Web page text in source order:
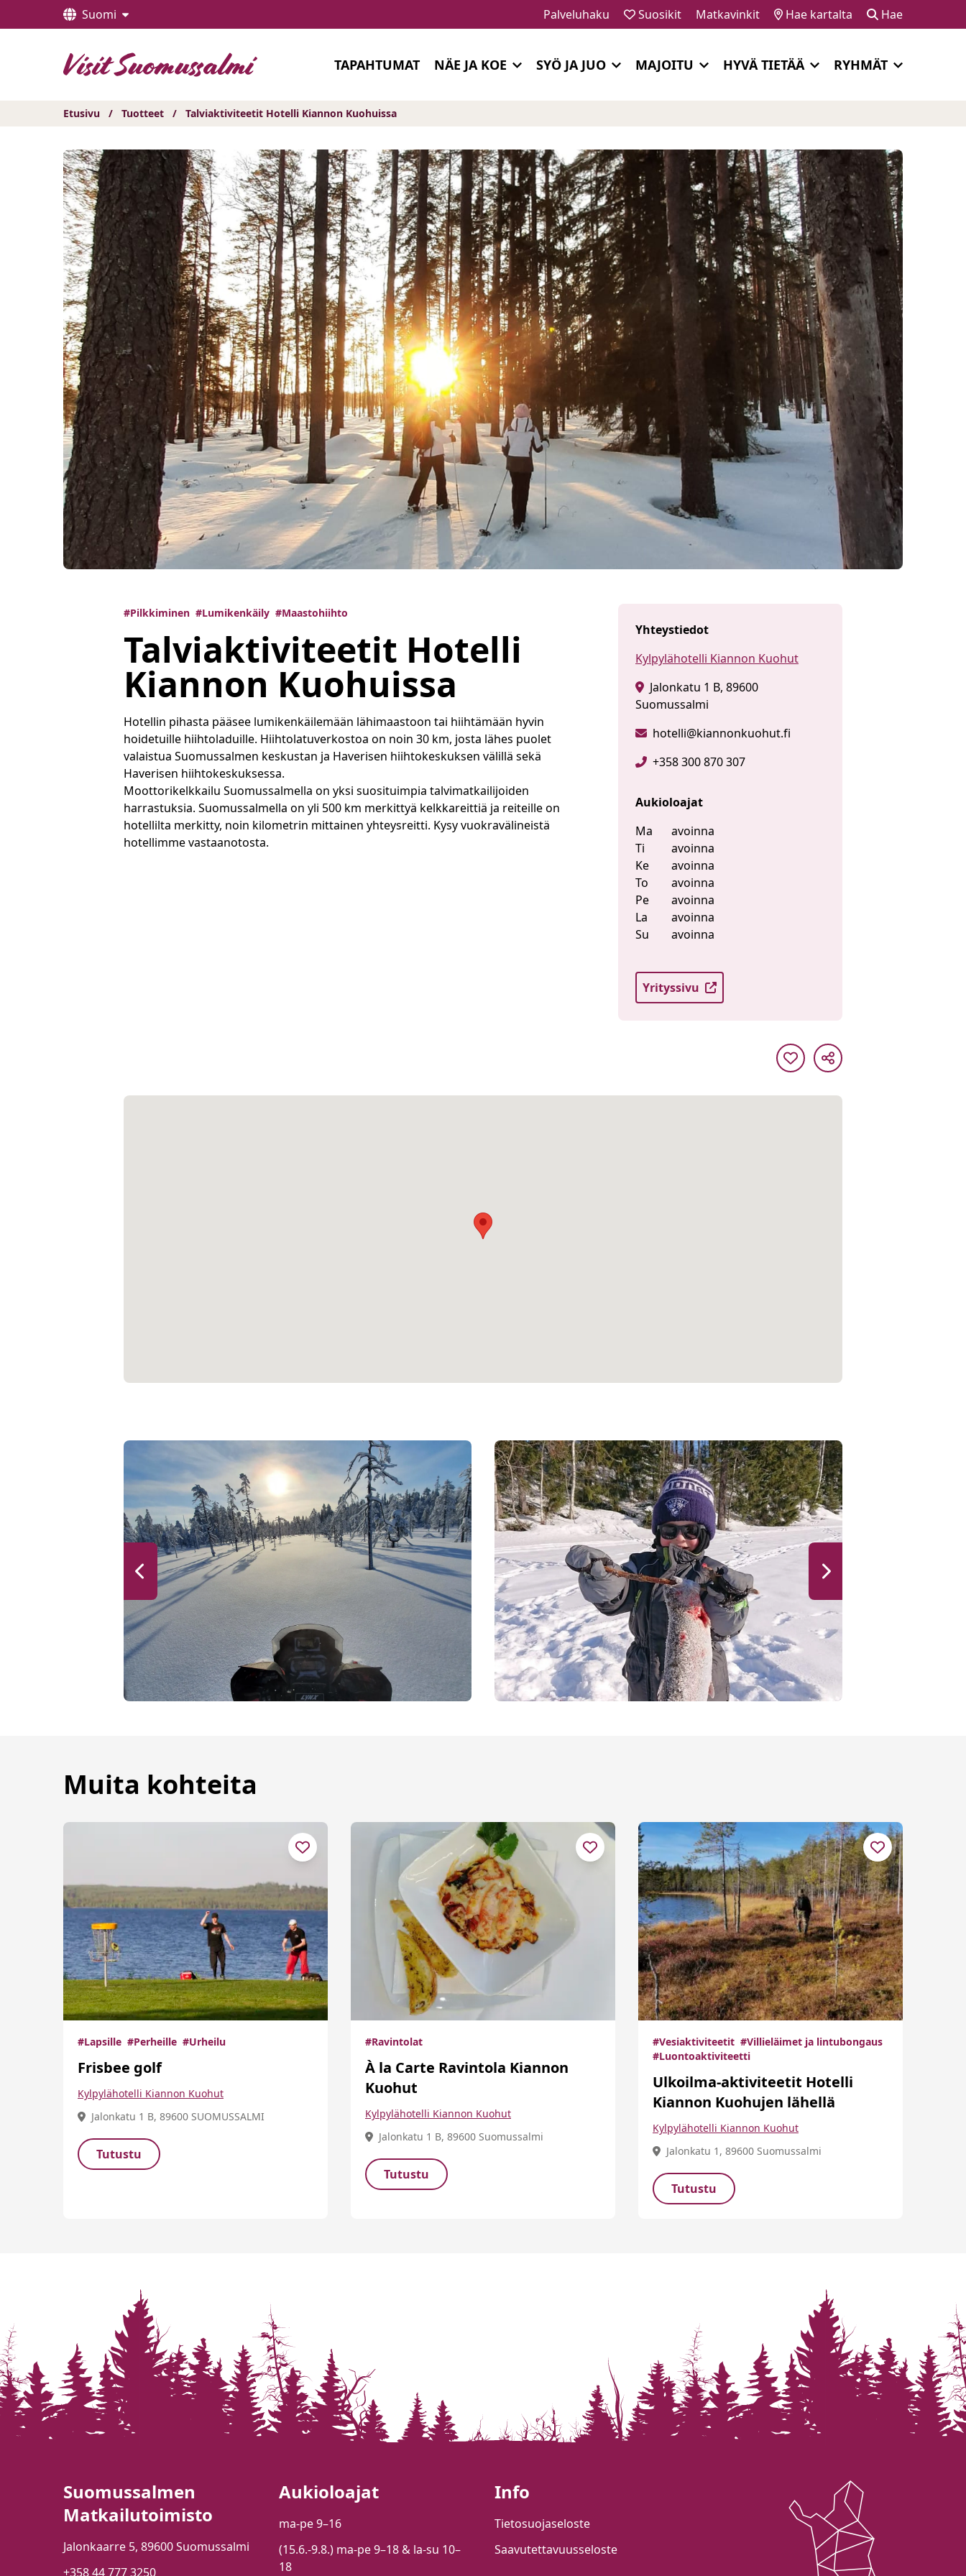
sisältöön
Suomi Palveluhaku Suosikit Matkavinkit Hae kartalta Hae
TAPAHTUMAT NÄE JA KOE SYÖ JA JUO MAJOITU HYVÄ TIETÄÄ RYHMÄT
Etusivu / Tuotteet / Talviaktiviteetit Hotelli Kiannon Kuohuissa
#Pilkkiminen #Lumikenkäily #Maastohiihto
Talviaktiviteetit Hotelli
Kiannon Kuohuissa
Hotellin pihasta pääsee lumikenkäilemään lähimaastoon tai hiihtämään hyvin
hoidetuille hiihtoladuille. Hiihtolatuverkostoa on noin 30 km, josta lähes puolet
valaistua Suomussalmen keskustan ja Haverisen hiihtokeskuksen välillä sekä
Haverisen hiihtokeskuksessa.
Moottorikelkkailu Suomussalmella on yksi suosituimpia talvimatkailijoiden
harrastuksia. Suomussalmella on yli 500 km merkittyä kelkkareittiä ja reiteille on
hotellilta merkitty, noin kilometrin mittainen yhteysreitti. Kysy vuokravälineistä
hotellimme vastaanotosta.
Yhteystiedot
Kylpylähotelli Kiannon Kuohut
Jalonkatu 1 B, 89600
Suomussalmi
hotelli@kiannonkuohut.fi
+358 300 870 307
Aukioloajat
Ma
avoinna
Ti
avoinna
Ke
avoinna
To
avoinna
Pe
avoinna
La
avoinna
Su
avoinna
Yrityssivu
Muita kohteita
#Lapsille #Perheille #Urheilu
Frisbee golf
Kylpylähotelli Kiannon Kuohut
Jalonkatu 1 B, 89600 SUOMUSSALMI
Tutustu
#Ravintolat
À la Carte Ravintola Kiannon
Kuohut
Kylpylähotelli Kiannon Kuohut
Jalonkatu 1 B, 89600 Suomussalmi
Tutustu
#Vesiaktiviteetit #Villieläimet ja lintubongaus
#Luontoaktiviteetti
Ulkoilma-aktiviteetit Hotelli
Kiannon Kuohujen lähellä
Kylpylähotelli Kiannon Kuohut
Jalonkatu 1, 89600 Suomussalmi
Tutustu
Suomussalmen
Matkailutoimisto
Jalonkaarre 5, 89600 Suomussalmi
+358 44 777 3250
Aukioloajat
ma-pe 9–16
(15.6.-9.8.) ma-pe 9–18 & la-su 10–
18
Info
Tietosuojaseloste
Saavutettavuusseloste